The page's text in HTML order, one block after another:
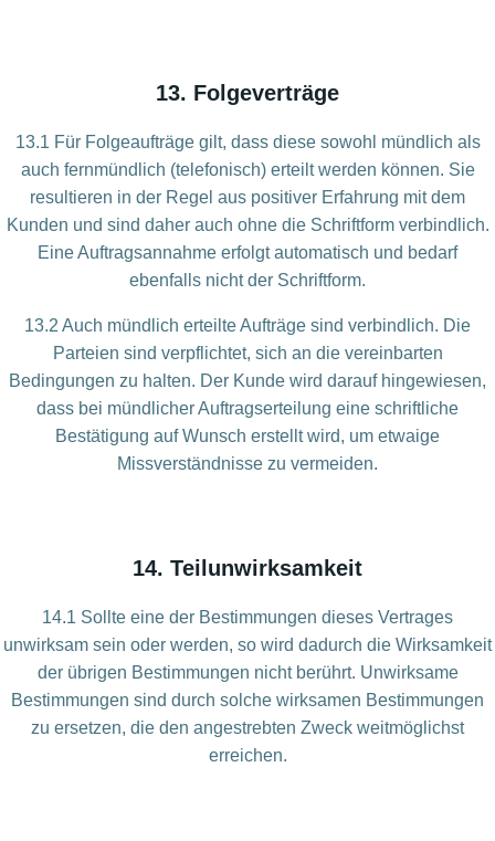
13. Folgeverträge
13.1 Für Folgeaufträge gilt, dass diese sowohl mündlich als
auch fernmündlich (telefonisch) erteilt werden können. Sie
resultieren in der Regel aus positiver Erfahrung mit dem
Kunden und sind daher auch ohne die Schriftform verbindlich.
Eine Auftragsannahme erfolgt automatisch und bedarf
ebenfalls nicht der Schriftform.
13.2 Auch mündlich erteilte Aufträge sind verbindlich. Die
Parteien sind verpflichtet, sich an die vereinbarten
Bedingungen zu halten. Der Kunde wird darauf hingewiesen,
dass bei mündlicher Auftragserteilung eine schriftliche
Bestätigung auf Wunsch erstellt wird, um etwaige
Missverständnisse zu vermeiden.
14. Teilunwirksamkeit
14.1 Sollte eine der Bestimmungen dieses Vertrages
unwirksam sein oder werden, so wird dadurch die Wirksamkeit
der übrigen Bestimmungen nicht berührt. Unwirksame
Bestimmungen sind durch solche wirksamen Bestimmungen
zu ersetzen, die den angestrebten Zweck weitmöglichst
erreichen.